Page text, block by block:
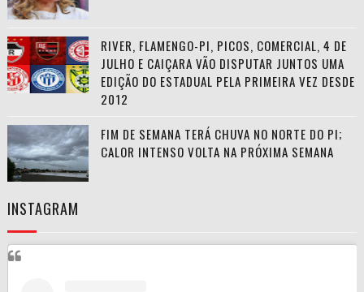
RIVER, FLAMENGO-PI, PICOS, COMERCIAL, 4 DE
JULHO E CAIÇARA VÃO DISPUTAR JUNTOS UMA
EDIÇÃO DO ESTADUAL PELA PRIMEIRA VEZ DESDE
2012
FIM DE SEMANA TERÁ CHUVA NO NORTE DO PI;
CALOR INTENSO VOLTA NA PRÓXIMA SEMANA
INSTAGRAM